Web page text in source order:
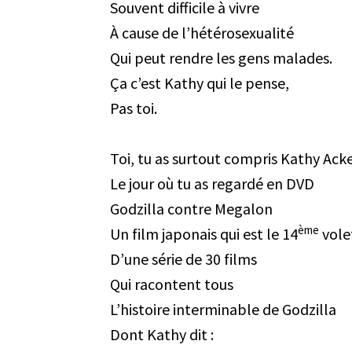
Souvent difficile à vivre
À cause de l’hétérosexualité
Qui peut rendre les gens malades.
Ça c’est Kathy qui le pense,
Pas toi.
Toi, tu as surtout compris Kathy
Le jour où tu as regardé en DVD
Godzilla contre Megalon
Un film japonais qui est le 14ème
D’une série de 30 films
Qui racontent tous
L’histoire interminable de Godzilla
Dont Kathy dit :